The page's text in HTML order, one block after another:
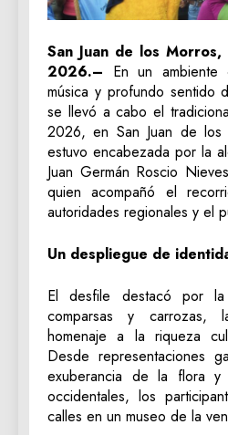
San Juan de los
2026.– En un
música y profundo sentido
se llevó a cabo el
2026, en San Juan de los
estuvo encabezada por la
Juan Germán Roscio
quien acompañó el
autoridades regionales y el
Un despliegue de
‎El desfile destacó por
comparsas y carrozas,
homenaje a la riqueza
Desde representaciones
exuberancia de la flora
occidentales, los
calles en un museo de la